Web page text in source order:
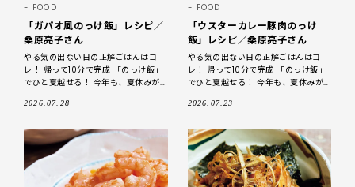
FOOD
「ガパオ風のっけ飯」レシピ／
桑原亮子さん
やる気の出ない日の正解ごはんはコ
レ！ 帰って10分で完成 「のっけ飯」
でひと夏越せる！ 今年も、夏休みが
に、家族のお昼ごはんまで作る気に
2026.07.28
FOOD
「ウスターカレー豚肉のっけ
飯」レシピ／桑原亮子さん
やる気の出ない日の正解ごはんはコ
レ！ 帰って10分で完成 「のっけ飯」
でひと夏越せる！ 今年も、夏休みが
に、家族のお昼ごはんまで作る気に
2026.07.23